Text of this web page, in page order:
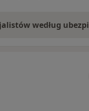
według